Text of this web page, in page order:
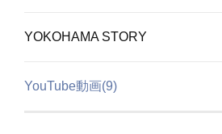
YOKOHAMA STORY
YouTube動画(9)